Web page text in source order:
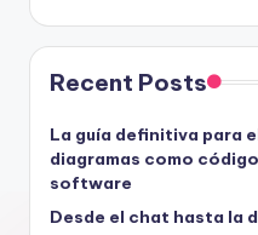
Recent Posts
La guía definitiva para
diagramas como
software
Desde el chat hasta la